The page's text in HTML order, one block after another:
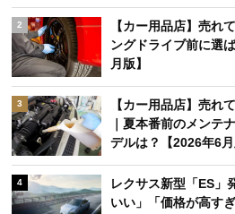
2
【カー用品店】売れ
ングドライブ前に選
月版】
3
【カー用品店】売れ
｜夏本番前のメンテ
デルは？【2026年6月
4
レクサス新型「ES」
いい」「価格が高す